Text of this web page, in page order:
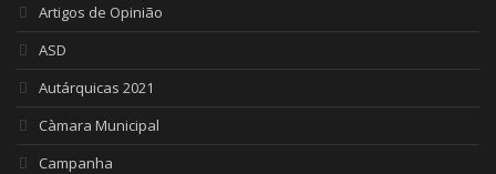
Artigos de Opinião
ASD
Autárquicas 2021
Càmara Municipal
Campanha